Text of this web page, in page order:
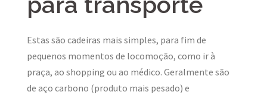
Estas são cadeiras mais simples, para fim de
pequenos momentos de locomoção, como ir à
praça, ao shopping ou ao médico. Geralmente são
de aço carbono (produto mais pesado) e